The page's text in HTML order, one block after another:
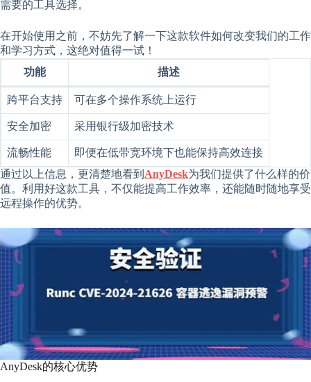
需要的工具选择。
在开始使用之前，不妨先了解一下这款软件如何改变我们的工作
和学习方式，这绝对值得一试！
功能
描述
跨平台支持 可在多个操作系统上运行
安全加密 采用银行级加密技术
流畅性能
即便在低带宽环境下也能保持高效连接
通过以上信息，更清楚地看到 AnyDesk为我们提供了什么样的价
值。利用好这款工具，不仅能提高工作效率，还能随时随地享受
远程操作的优势。
AnyDesk的核心优势